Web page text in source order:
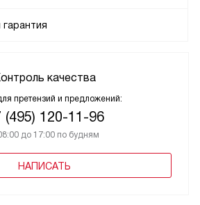
качества
претензий и предложений:
(495) 120-11-96
до 17:00 по будням
НАПИСАТЬ